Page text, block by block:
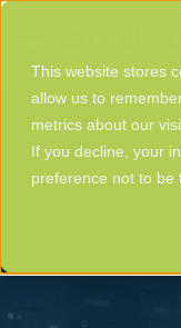
This website stores
allow us to
metrics about our
If you decline, your
preference not to be